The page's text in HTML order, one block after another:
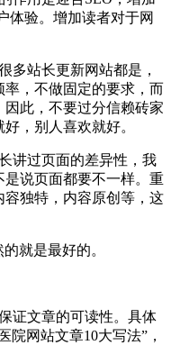
体验。增加读者对于网
多站长更新网站都是，
，不做固定的要求，而
此，不要过分信赖砖家
，别人喜欢就好。
讲过页面的差异性，我
说页面都要不一样。重
独特，内容原创等，这
就是最好的。
证文章的可读性。具体
院网站文章10大写法”，